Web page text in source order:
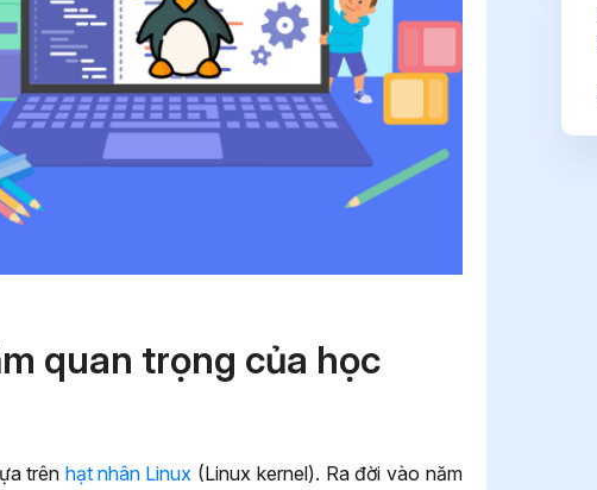
quan trọng của học
trênhạt nhân Linux (Linux kernel). Ra đời vào năm